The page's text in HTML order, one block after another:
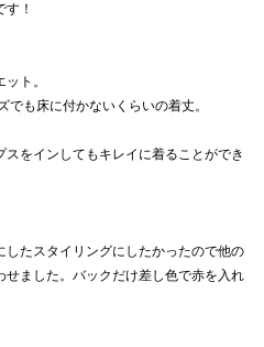
！
ト。
も床に付かないくらいの着丈。
をインしてもキレイに着ることができ
たスタイリングにしたかったので他の
ました。バックだけ差し色で赤を入れ